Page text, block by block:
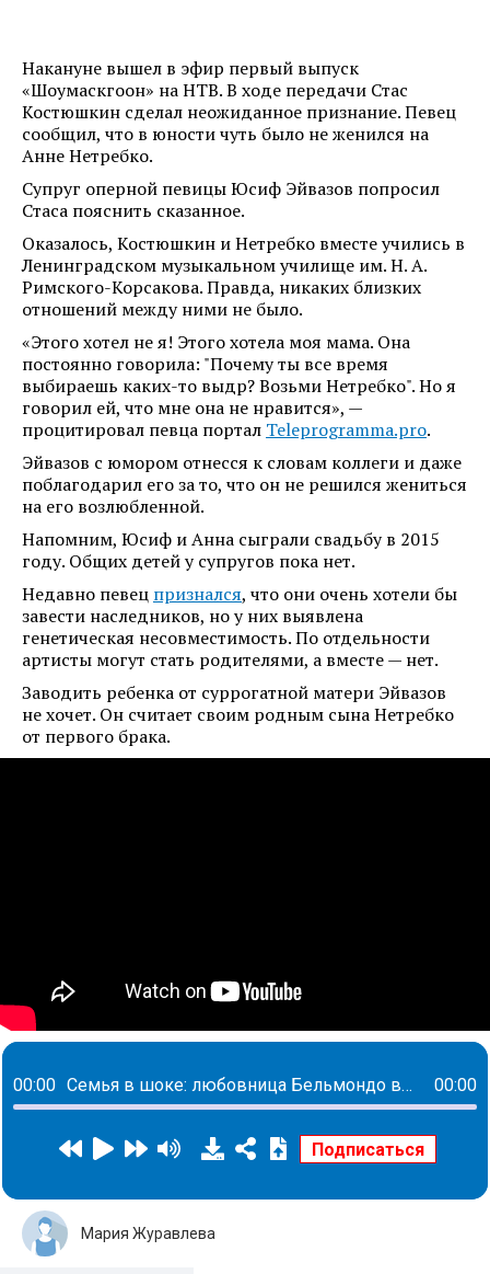
Накануне вышел в эфир первый выпуск
«Шоумаскгоон» на НТВ. В ходе передачи Стас
Костюшкин сделал неожиданное признание. Певец
сообщил, что в юности чуть было не женился на
Анне Нетребко.
Супруг оперной певицы Юсиф Эйвазов попросил
Стаса пояснить сказанное.
Оказалось, Костюшкин и Нетребко вместе учились в
Ленинградском музыкальном училище им. Н. А.
Римского-Корсакова. Правда, никаких близких
отношений между ними не было.
«Этого хотел не я! Этого хотела моя мама. Она
постоянно говорила: "Почему ты все время
выбираешь каких-то выдр? Возьми Нетребко". Но я
говорил ей, что мне она не нравится», —
процитировал певца портал Teleprogramma.pro.
Эйвазов с юмором отнесся к словам коллеги и даже
поблагодарил его за то, что он не решился жениться
на его возлюбленной.
Напомним, Юсиф и Анна сыграли свадьбу в 2015
году. Общих детей у супругов пока нет.
Недавно певец признался, что они очень хотели бы
завести наследников, но у них выявлена
генетическая несовместимость. По отдельности
артисты могут стать родителями, а вместе — нет.
Заводить ребенка от суррогатной матери Эйвазов
не хочет. Он считает своим родным сына Нетребко
от первого брака.
00:00 Семья в шоке: любовница Бельмондо выпустила книгу с откровениями про интимную жизнь с актером 00:00
Мария Журавлева